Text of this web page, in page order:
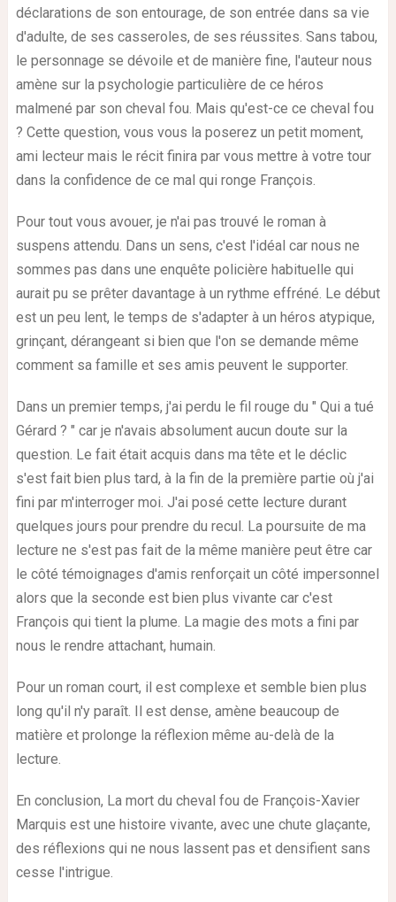
déclarations de son entourage, de son entrée dans sa vie
d'adulte, de ses casseroles, de ses réussites. Sans tabou,
le personnage se dévoile et de manière fine, l'auteur nous
amène sur la psychologie particulière de ce héros
malmené par son cheval fou. Mais qu'est-ce ce cheval fou
? Cette question, vous vous la poserez un petit moment,
ami lecteur mais le récit finira par vous mettre à votre tour
dans la confidence de ce mal qui ronge François.
Pour tout vous avouer, je n'ai pas trouvé le roman à
suspens attendu. Dans un sens, c'est l'idéal car nous ne
sommes pas dans une enquête policière habituelle qui
aurait pu se prêter davantage à un rythme effréné. Le début
est un peu lent, le temps de s'adapter à un héros atypique,
grinçant, dérangeant si bien que l'on se demande même
comment sa famille et ses amis peuvent le supporter.
Dans un premier temps, j'ai perdu le fil rouge du " Qui a tué
Gérard ? " car je n'avais absolument aucun doute sur la
question. Le fait était acquis dans ma tête et le déclic
s'est fait bien plus tard, à la fin de la première partie où j'ai
fini par m'interroger moi. J'ai posé cette lecture durant
quelques jours pour prendre du recul. La poursuite de ma
lecture ne s'est pas fait de la même manière peut être car
le côté témoignages d'amis renforçait un côté impersonnel
alors que la seconde est bien plus vivante car c'est
François qui tient la plume. La magie des mots a fini par
nous le rendre attachant, humain.
Pour un roman court, il est complexe et semble bien plus
long qu'il n'y paraît. Il est dense, amène beaucoup de
matière et prolonge la réflexion même au-delà de la
lecture.
En conclusion, La mort du cheval fou de François-Xavier
Marquis est une histoire vivante, avec une chute glaçante,
des réflexions qui ne nous lassent pas et densifient sans
cesse l'intrigue.